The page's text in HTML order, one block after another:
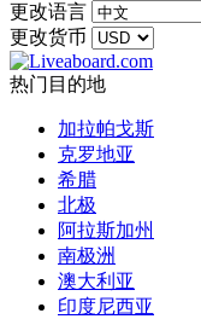
更改语言
更改货币
热门目的地
加拉帕戈斯
克罗地亚
希腊
北极
阿拉斯加州
南极洲
澳大利亚
印度尼西亚